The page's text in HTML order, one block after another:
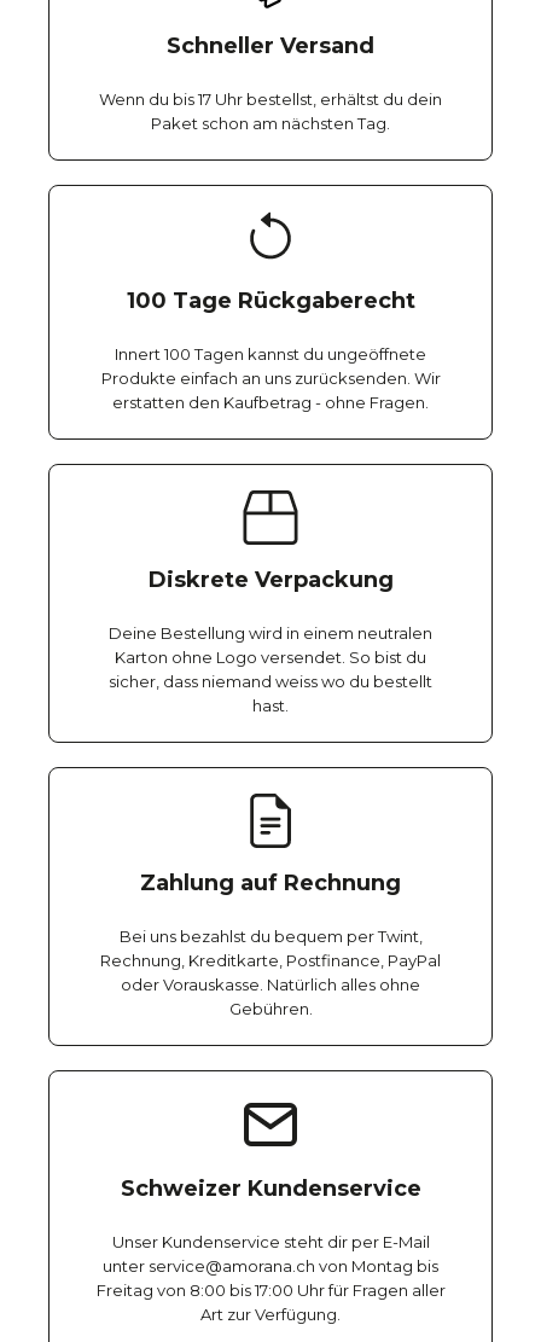
Schneller Versand
Wenn du bis 17 Uhr bestellst, erhältst du dein
Paket schon am nächsten Tag.
100 Tage Rückgaberecht
Innert 100 Tagen kannst du ungeöffnete
Produkte einfach an uns zurücksenden. Wir
erstatten den Kaufbetrag - ohne Fragen.
Diskrete Verpackung
Deine Bestellung wird in einem neutralen
Karton ohne Logo versendet. So bist du
sicher, dass niemand weiss wo du bestellt
hast.
Zahlung auf Rechnung
Bei uns bezahlst du bequem per Twint,
Rechnung, Kreditkarte, Postfinance, PayPal
oder Vorauskasse. Natürlich alles ohne
Gebühren.
Schweizer Kundenservice
Unser Kundenservice steht dir per E-Mail
unter service@amorana.ch von Montag bis
Freitag von 8:00 bis 17:00 Uhr für Fragen aller
Art zur Verfügung.